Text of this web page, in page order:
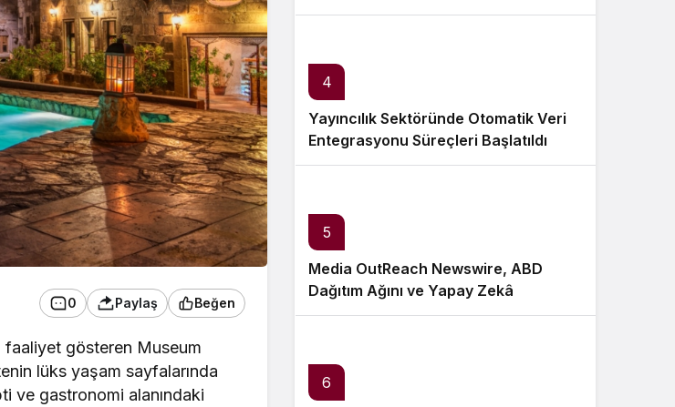
0 Paylaş Beğen
faaliyet gösteren Museum
lüks yaşam sayfalarında
ve gastronomi alanındaki
Dokunuş
4
Yayıncılık Sektöründe Otomatik Veri
Entegrasyonu Süreçleri Başlatıldı
5
Media OutReach Newswire, ABD
Dağıtım Ağını ve Yapay Zekâ
Görünürlüğünü Güçlendiriyor
6